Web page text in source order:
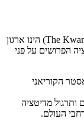
בית הספר לזן – "קואן אום" (The Kwan Um School of Zen) הינו ארגון
הפרושים על פני
הקוריאני
ותרגול מדיטציה
העולם.